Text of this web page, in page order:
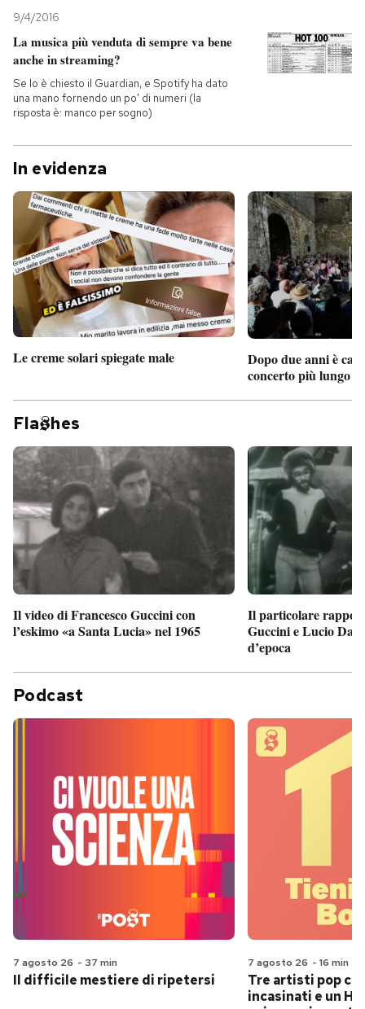
9/4/2016
La musica più venduta di sempre va bene
anche in streaming?
Se lo è chiesto il Guardian, e Spotify ha dato
una mano fornendo un po' di numeri (la
risposta è: manco per sogno)
In evidenza
Le creme solari spiegate male
Dopo due anni è
concerto più lungo
Fla hes
Il video di Francesco Guccini con
l’eskimo «a Santa Lucia» nel 1965
Il particolare
Guccini e Lucio
d’epoca
Podcast
7 agosto 26 - 37 min
Il difficile mestiere di ripetersi
7 agosto 26 - 16 min
Tre artisti pop
incasinati e un